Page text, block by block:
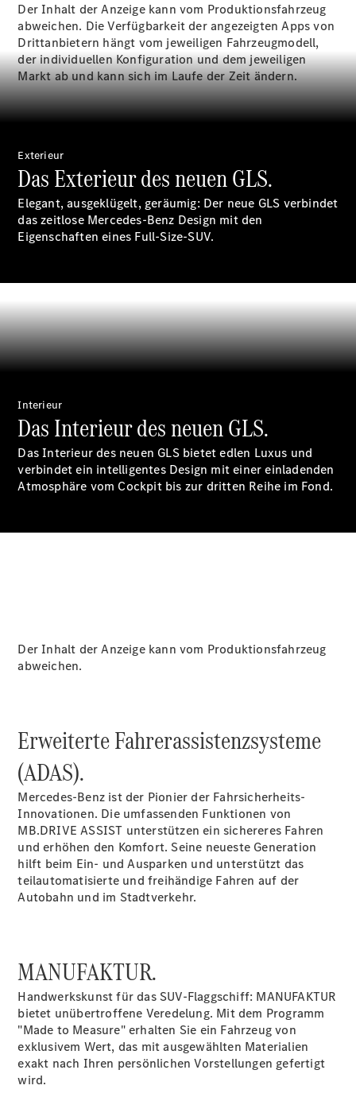
Übersicht
Reparatur
Service &
Garantie
Rückrufe
Ersatzteile
Digitale
Betriebsanleitungen
Servicetermin
buchen
Über uns
Unternehmen
Kontaktformular
Anbieter/Datenschutz
Der Inhalt der Anzeige kann vom Produktionsfahrzeug
abweichen. Die Verfügbarkeit der angezeigten Apps von
Drittanbietern hängt vom jeweiligen Fahrzeugmodell,
der individuellen Konfiguration und dem jeweiligen
Markt ab und kann sich im Laufe der Zeit ändern.
Exterieur
Das Exterieur des neuen GLS.
Elegant, ausgeklügelt, geräumig: Der neue GLS verbindet
das zeitlose Mercedes-Benz Design mit den
Eigenschaften eines Full-Size-SUV.
Interieur
Das Interieur des neuen GLS.
Das Interieur des neuen GLS bietet edlen Luxus und
verbindet ein intelligentes Design mit einer einladenden
Atmosphäre vom Cockpit bis zur dritten Reihe im Fond.
Der Inhalt der Anzeige kann vom Produktionsfahrzeug
abweichen.
Erweiterte Fahrerassistenzsysteme
(ADAS).
Mercedes-Benz ist der Pionier der Fahrsicherheits-
Innovationen. Die umfassenden Funktionen von
MB.DRIVEASSIST unterstützen ein sichereres Fahren
und erhöhen den Komfort. Seine neueste Generation
hilft beim Ein- und Ausparken und unterstützt das
teilautomatisierte und freihändige Fahren auf der
Autobahn und im Stadtverkehr.
MANUFAKTUR.
Handwerkskunst für das SUV-Flaggschiff: MANUFAKTUR
bietet unübertroffene Veredelung. Mit dem Programm
"Made to Measure" erhalten Sie ein Fahrzeug von
exklusivem Wert, das mit ausgewählten Materialien
exakt nach Ihren persönlichen Vorstellungen gefertigt
wird.